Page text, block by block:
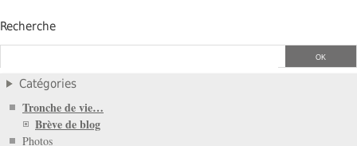
Recherche
Catégories
Tronche de vie…
Brève de blog
Photos